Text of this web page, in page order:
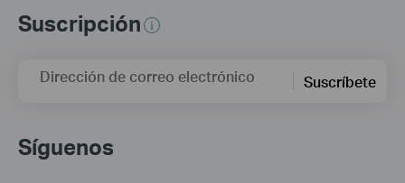
Suscripción
Dirección de correo electrónico Suscríbete
Síguenos